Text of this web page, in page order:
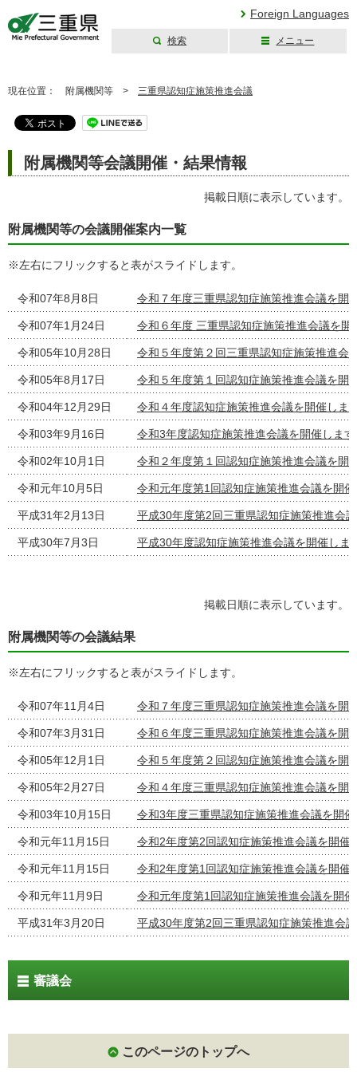
Foreign Languages
検索 メニュー
現在位置： 附属機関等 > 三重県認知症施策推進会議
附属機関等会議開催・結果情報
掲載日順に表示しています。
附属機関等の会議開催案内一覧
※左右にフリックすると表がスライドします。
令和07年8月8日 令和７年度三重県認知症施策推進会議を開
令和07年1月24日 令和６年度 三重県認知症施策推進会議を開
令和05年10月28日 令和５年度第２回三重県認知症施策推進会
令和05年8月17日 令和５年度第１回認知症施策推進会議を開
令和04年12月29日 令和４年度認知症施策推進会議を開催しま
令和03年9月16日 令和3年度認知症施策推進会議を開催します
令和02年10月1日 令和２年度第１回認知症施策推進会議を開
令和元年10月5日 令和元年度第1回認知症施策推進会議を開
平成31年2月13日 平成30年度第2回三重県認知症施策推進会
平成30年7月3日 平成30年度認知症施策推進会議を開催しま
掲載日順に表示しています。
附属機関等の会議結果
※左右にフリックすると表がスライドします。
令和07年11月4日 令和７年度三重県認知症施策推進会議を開
令和07年3月31日 令和６年度三重県認知症施策推進会議を開
令和05年12月1日 令和５年度第２回認知症施策推進会議を開
令和05年2月27日 令和４年度三重県認知症施策推進会議を開
令和03年10月15日 令和3年度三重県認知症施策推進会議を開
令和元年11月15日 令和2年度第2回認知症施策推進会議を開催
令和元年11月15日 令和2年度第1回認知症施策推進会議を開催
令和元年11月9日 令和元年度第1回認知症施策推進会議を開
平成31年3月20日 平成30年度第2回三重県認知症施策推進会
審議会
このページのトップへ